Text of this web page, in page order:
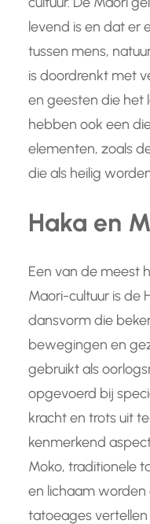
levend is en dat er
tussen mens,
is doordrenkt met
en geesten die het
hebben ook een
elementen, zoals
die als heilig
Haka en
Een van de meest
Maori-cultuur is de
dansvorm die
bewegingen en
gebruikt als
opgevoerd bij
kracht en trots uit
kenmerkend
Moko, traditionele
en lichaam
tatoeages